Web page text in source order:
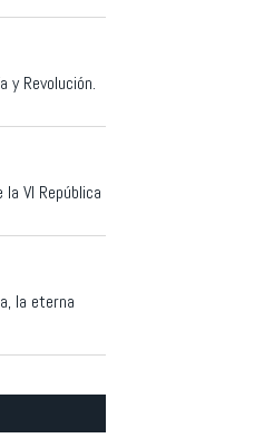
y Revolución.
VI República
la eterna